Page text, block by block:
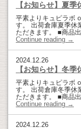
【お知らせ】夏
平素よりキュピラボ
す。 出荷倉庫夏季休
ただきます。 ■商品
Continue reading →
2024.12.26
【お知らせ】冬
平素よりキュピラボ
す。 出荷倉庫冬季休
ただきます。 ■商品
Continue reading →
2024.12.26